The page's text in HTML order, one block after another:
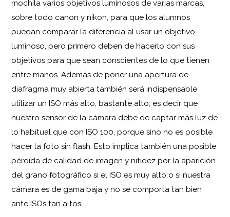
mochila varios objetivos luminosos de varias marcas,
sobre todo canon y nikon, para que los alumnos
puedan comparar la diferencia al usar un objetivo
luminoso, pero primero deben de hacerlo con sus
objetivos para que sean conscientes de lo que tienen
entre manos. Además de poner una apertura de
diafragma muy abierta también será indispensable
utilizar un ISO más alto, bastante alto, es decir que
nuestro sensor de la cámara debe de captar más luz de
lo habitual que con ISO 100, porque sino no es posible
hacer la foto sin flash. Esto implica también una posible
pérdida de calidad de imagen y nitidez por la aparición
del grano fotográfico si el ISO es muy alto o si nuestra
cámara es de gama baja y no se comporta tan bien
ante ISOs tan altos.